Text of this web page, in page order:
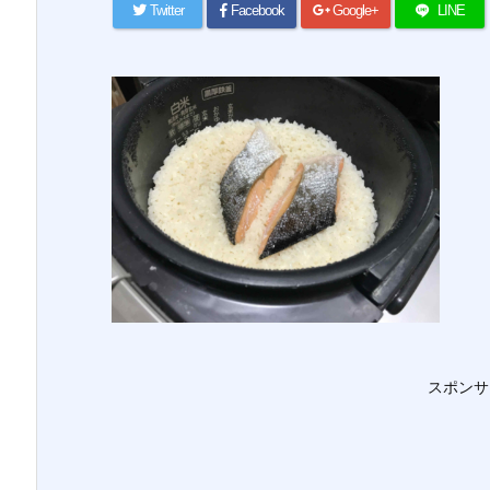
Twitter Facebook Google+ LINE
スポン